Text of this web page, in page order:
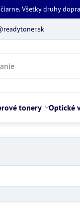
Všetky druhy
tonery Optické